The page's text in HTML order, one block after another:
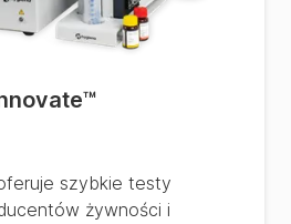
szybkie testy
żywności i